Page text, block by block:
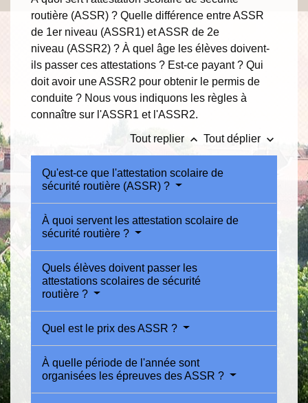
routière (ASSR) ? Quelle différence entre ASSR
de 1er niveau (ASSR1) et ASSR de 2e
niveau (ASSR2) ? À quel âge les élèves doivent-
ils passer ces attestations ? Est-ce payant ? Qui
doit avoir une ASSR2 pour obtenir le permis de
conduite ? Nous vous indiquons les règles à
connaître sur l'ASSR1 et l'ASSR2.
Tout replier keyboard_arrow_up Tout déplier keyboard_arrow_down
Qu'est-ce que l'attestation scolaire de
sécurité routière (ASSR) ?
À quoi servent les attestation scolaire de
sécurité routière ?
Quels élèves doivent passer les
attestations scolaires de sécurité
routière ?
Quel est le prix des ASSR ?
À quelle période de l'année sont
organisées les épreuves des ASSR ?